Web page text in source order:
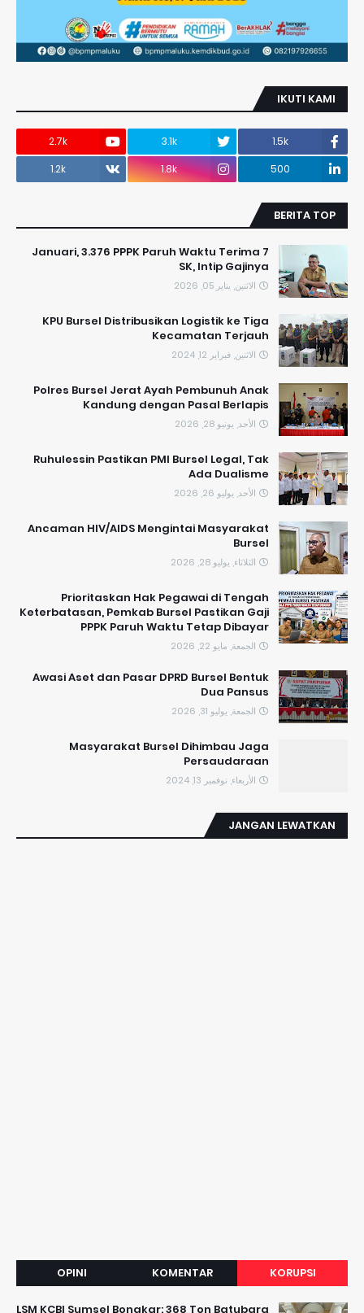
IKUTI KAMI
1.5k
3.1k
2.7k
500
1.8k
1.2k
BERITA TOP
7 Januari, 3.376 PPPK Paruh Waktu Terima
SK, Intip Gajinya
الاثنين, يناير 05, 2026
KPU Bursel Distribusikan Logistik ke Tiga
Kecamatan Terjauh
الاثنين, فبراير 12, 2024
Polres Bursel Jerat Ayah Pembunuh Anak
Kandung dengan Pasal Berlapis
الأحد, يونيو 28, 2026
​Ruhulessin Pastikan PMI Bursel Legal, Tak
Ada Dualisme
الأحد, يوليو 26, 2026
Ancaman HIV/AIDS Mengintai Masyarakat
Bursel
الثلاثاء, يوليو 28, 2026
Prioritaskan Hak Pegawai di Tengah
Keterbatasan, Pemkab Bursel Pastikan Gaji
PPPK Paruh Waktu Tetap Dibayar
الجمعة, مايو 22, 2026
Awasi Aset dan Pasar DPRD Bursel Bentuk
Dua Pansus
الجمعة, يوليو 31, 2026
Masyarakat Bursel Dihimbau Jaga
Persaudaraan
الأربعاء, نوفمبر 13, 2024
JANGAN LEWATKAN
KORUPSI
KOMENTAR
OPINI
LSM KCBI Sumsel Bongkar: 368 Ton Batubara